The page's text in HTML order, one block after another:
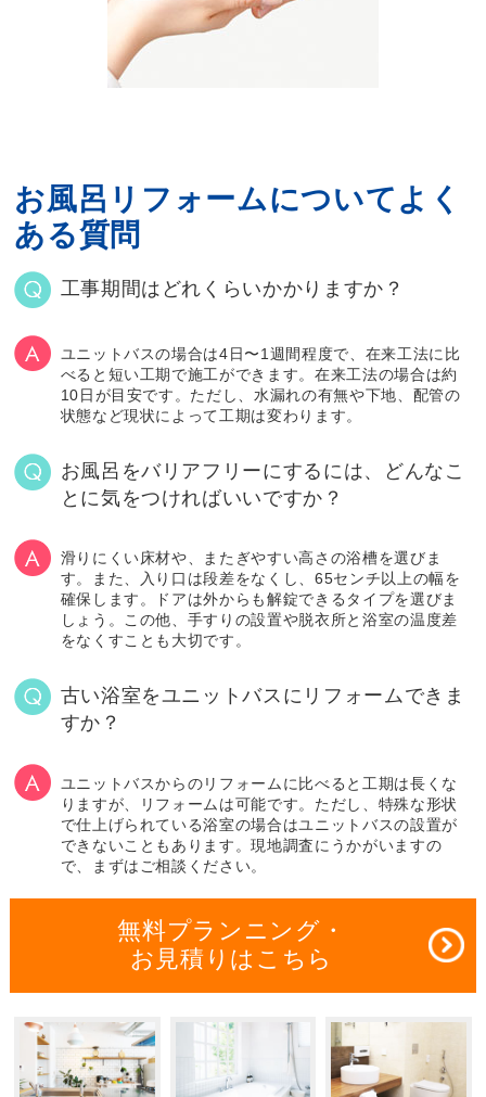
お風呂リフォームについてよく
ある質問
工事期間はどれくらいかかりますか？
ユニットバスの場合は4日〜1週間程度で、在来工法に比
べると短い工期で施工ができます。在来工法の場合は約
10日が目安です。ただし、水漏れの有無や下地、配管の
状態など現状によって工期は変わります。
お風呂をバリアフリーにするには、どんなこ
とに気をつければいいですか？
滑りにくい床材や、またぎやすい高さの浴槽を選びま
す。また、入り口は段差をなくし、65センチ以上の幅を
確保します。ドアは外からも解錠できるタイプを選びま
しょう。この他、手すりの設置や脱衣所と浴室の温度差
をなくすことも大切です。
古い浴室をユニットバスにリフォームできま
すか？
ユニットバスからのリフォームに比べると工期は長くな
りますが、リフォームは可能です。ただし、特殊な形状
で仕上げられている浴室の場合はユニットバスの設置が
できないこともあります。現地調査にうかがいますの
で、まずはご相談ください。
無料プランニング・
お見積りはこちら